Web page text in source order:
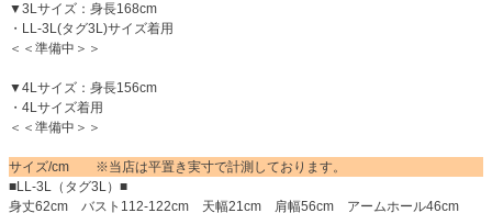
▼3Lサイズ：身長168cm
・LL-3L(タグ3L)サイズ着用
＜＜準備中＞＞
▼4Lサイズ：身長156cm
・4Lサイズ着用
＜＜準備中＞＞
サイズ/cm ※当店は平置き実寸で計測しております。
■LL-3L（タグ3L）■
身丈62cm バスト112-122cm 天幅21cm 肩幅56cm アームホール46cm